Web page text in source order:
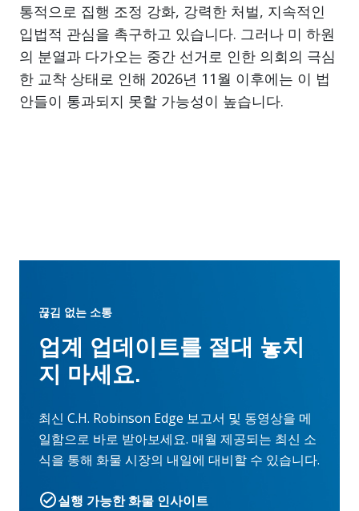
통적으로 집행 조정 강화, 강력한 처벌, 지속적인
입법적 관심을 촉구하고 있습니다. 그러나 미 하원
의 분열과 다가오는 중간 선거로 인한 의회의 극심
한 교착 상태로 인해 2026년 11월 이후에는 이 법
안들이 통과되지 못할 가능성이 높습니다.
끊김 없는 소통
업계 업데이트를 절대 놓치
지 마세요.
최신 C.H. Robinson Edge 보고서 및 동영상을 메
일함으로 바로 받아보세요. 매월 제공되는 최신 소
식을 통해 화물 시장의 내일에 대비할 수 있습니다.
실행 가능한 화물 인사이트